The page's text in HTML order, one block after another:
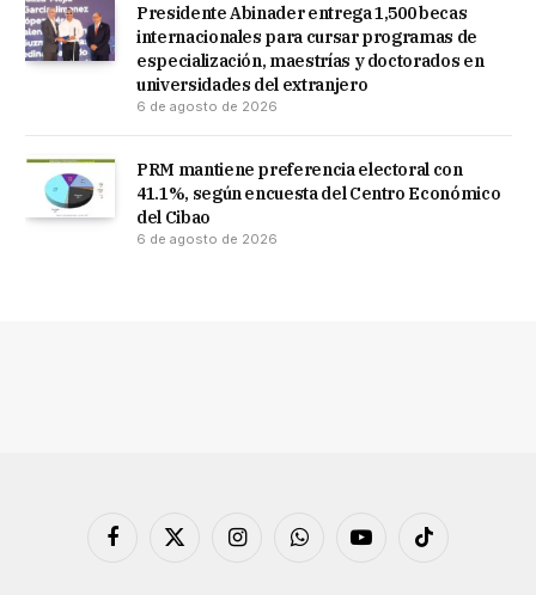
Presidente Abinader entrega 1,500 becas
internacionales para cursar programas de
especialización, maestrías y doctorados en
universidades del extranjero
6 de agosto de 2026
PRM mantiene preferencia electoral con
41.1%, según encuesta del Centro Económico
del Cibao
6 de agosto de 2026
Facebook
X
InstagramWhatsAppYouTubeTikTok